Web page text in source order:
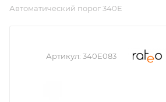
Автоматический порог 340Е
Артикул: 340E083